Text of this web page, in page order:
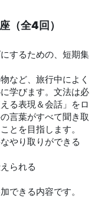
（全4回）
するための、短期集
など、旅行中によく
学びます。文法は必
る表現＆会話」をロ
言葉がすべて聞き取
とを目指します。
やり取りができる
られる
できる内容です。